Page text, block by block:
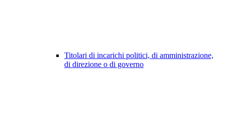
Titolari di incarichi politici, di amministrazione,
di direzione o di governo